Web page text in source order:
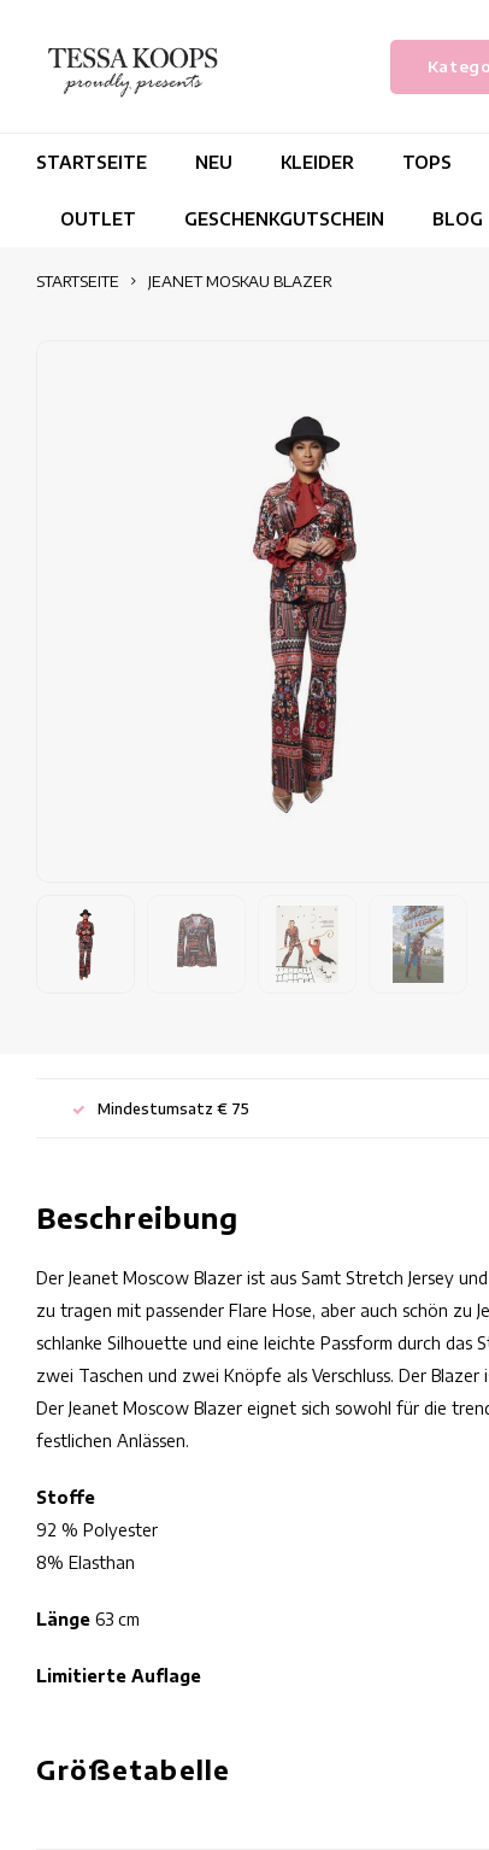
STARTSEITE NEU KLEIDER TOPS
OUTLET GESCHENKGUTSCHEIN BLOG
STARTSEITE JEANET MOSKAU BLAZER
Mindestumsatz € 75
Beschreibung
Der Jeanet Moscow Blazer ist aus Samt Stretch Jersey
zu tragen mit passender Flare Hose, aber auch schön zu
schlanke Silhouette und eine leichte Passform durch das
zwei Taschen und zwei Knöpfe als Verschluss. Der
Der Jeanet Moscow Blazer eignet sich sowohl für die
festlichen Anlässen.
Stoffe
92 % Polyester
8% Elasthan
Länge 63 cm
Limitierte Auflage
Größetabelle